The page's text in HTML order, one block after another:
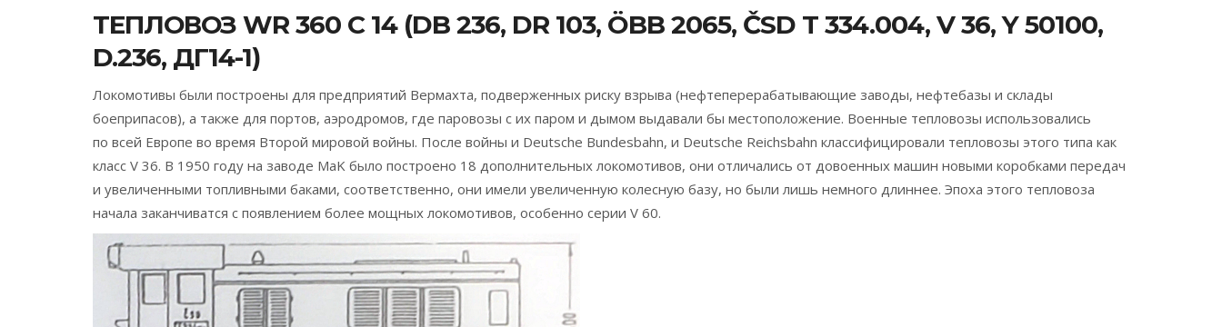
ТЕПЛОВОЗ WR 360 C 14 (DB 236, DR 103, ÖBB 2065, ČSD T 334.004, V 36, Y 50100,
D.236, ДГ14-1)
Локомотивы были построены для предприятий Вермахта, подверженных риску взрыва (нефтеперерабатывающие заводы, нефтебазы и склады
боеприпасов), а также для портов, аэродромов, где паровозы с их паром и дымом выдавали бы местоположение. Военные тепловозы использовались
по всей Европе во время Второй мировой войны. После войны и Deutsche Bundesbahn, и Deutsche Reichsbahn классифицировали тепловозы этого типа как
класс V 36. В 1950 году на заводе MaK было построено 18 дополнительных локомотивов, они отличались от довоенных машин новыми коробками передач
и увеличенными топливными баками, соответственно, они имели увеличенную колесную базу, но были лишь немного длиннее. Эпоха этого тепловоза
начала заканчиватся с появлением более мощных локомотивов, особенно серии V 60.